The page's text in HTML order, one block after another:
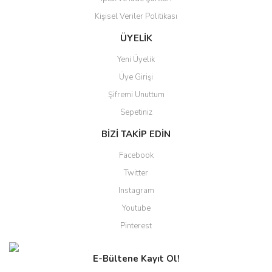
Gönder
Kişisel Veriler Politikası
ÜYELİK
Yeni Üyelik
Üye Girişi
Şifremi Unuttum
Sepetiniz
BİZİ TAKİP EDİN
Facebook
Twitter
Instagram
Youtube
Pinterest
E-Bültene Kayıt Ol!